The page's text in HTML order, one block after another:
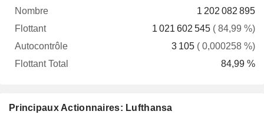
1 202 082 895
1 021 602 545 ( 84,99 %)
3 105 ( 0,000258 %)
84,99 %
Principaux Actionnaires: Lufthansa